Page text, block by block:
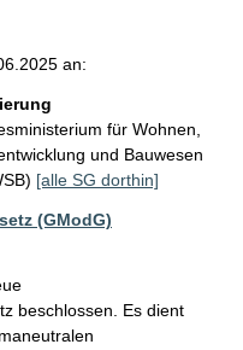
an:
für Wohnen,
und Bauwesen
[alle SG dorthin]
(GModG)
beschlossen. Es dient